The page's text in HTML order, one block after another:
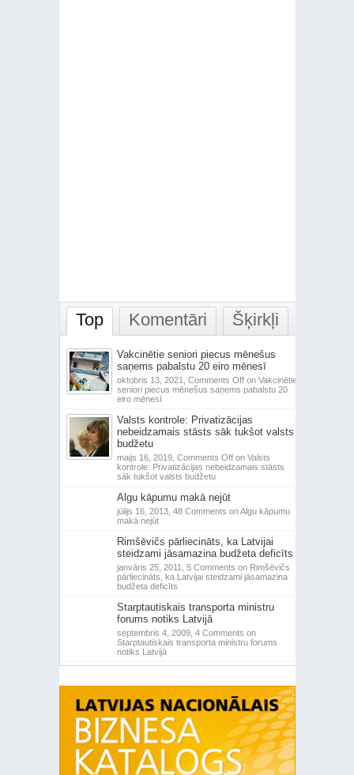
Top Komentāri Šķirkļi
Vakcinētie seniori piecus mēnešus
saņems pabalstu 20 eiro mēnesī
oktobris 13, 2021, Comments Offon Vakcinētie
seniori piecus mēnešus saņems pabalstu 20
eiro mēnesī
Valsts kontrole: Privatizācijas
nebeidzamais stāsts sāk tukšot valsts
budžetu
maijs 16, 2019, Comments Offon Valsts
kontrole: Privatizācijas nebeidzamais stāsts
sāk tukšot valsts budžetu
Algu kāpumu makā nejūt
jūlijs 16, 2013, 48 Comments on Algu kāpumu
makā nejūt
Rimšēvičs pārliecināts, ka Latvijai
steidzami jāsamazina budžeta deficīts
janvāris 25, 2011, 5 Comments on Rimšēvičs
pārliecināts, ka Latvijai steidzami jāsamazina
budžeta deficīts
Starptautiskais transporta ministru
forums notiks Latvijā
septembris 4, 2009, 4 Comments on
Starptautiskais transporta ministru forums
notiks Latvijā